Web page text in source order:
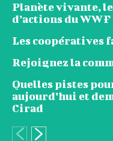
Planète vivante,
d’actions du
Les coopératives
Rejoignez la
Quelles pistes
aujourd’hui et
Cirad